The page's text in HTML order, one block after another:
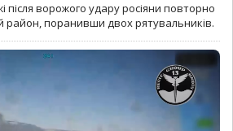
після ворожого удару росіяни повторно
район, поранивши двох рятувальників.